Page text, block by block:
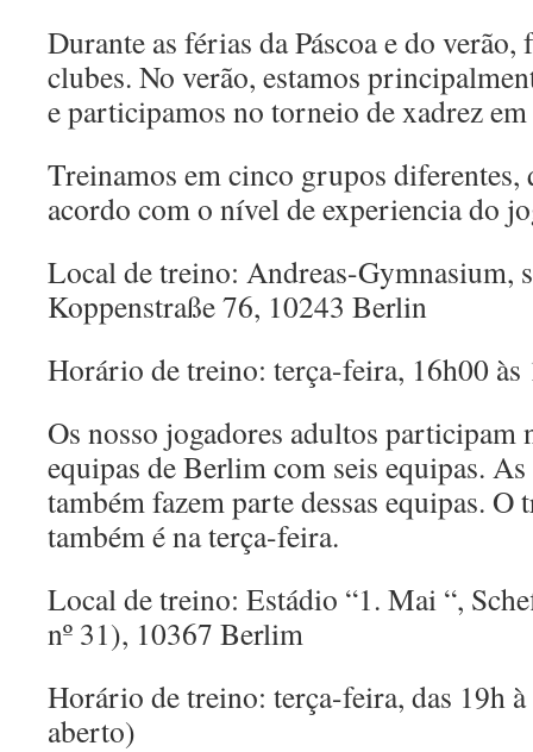
Durante as férias da Páscoa e do verão,
clubes. No verão, estamos
e participamos no torneio de xadrez
Treinamos em cinco grupos diferentes,
acordo com o nível de experiencia do
Local de treino: Andreas-Gymnasium,
Koppenstraße 76, 10243 Berlin
Horário de treino: terça-feira, 16h00 às
Os nosso jogadores adultos participam
equipas de Berlim com seis equipas.
também fazem parte dessas equipas. O
também é na terça-feira.
Local de treino: Estádio “1. Mai “,
nº 31), 10367 Berlim
Horário de treino: terça-feira, das 19h
aberto)